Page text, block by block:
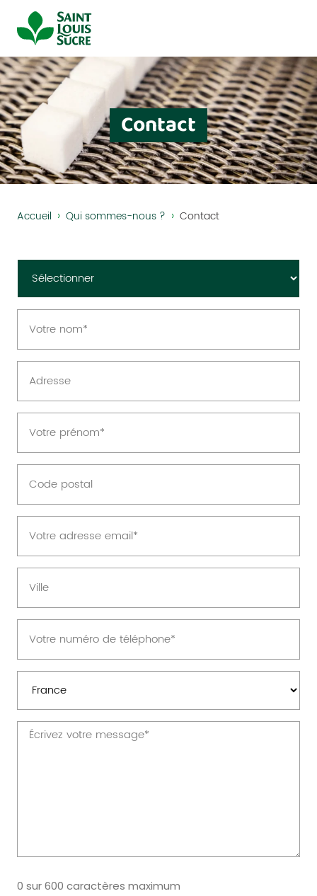
Contact
Accueil › Qui sommes-nous ? › Contact
(Nécessaire)
name
(Nécessaire)
(Nécessaire)
postal
mail
(Nécessaire)
(Nécessaire)
(Nécessaire)
Message
0 sur 600 caractères maximum
Panneau de gestion des cookies